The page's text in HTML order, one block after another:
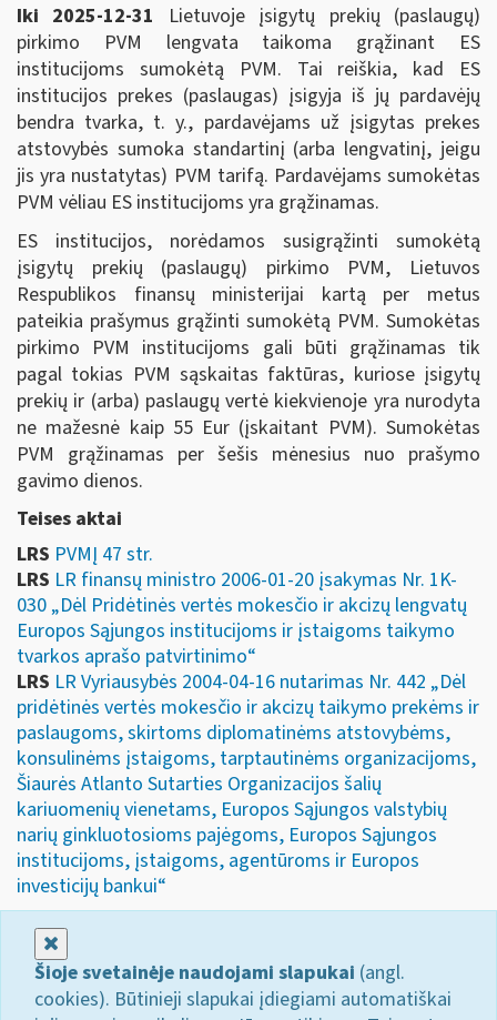
Iki 2025-12-31 Lietuvoje įsigytų prekių (paslaugų)
pirkimo PVM lengvata taikoma grąžinant ES
institucijoms sumokėtą PVM. Tai reiškia, kad ES
institucijos prekes (paslaugas) įsigyja iš jų pardavėjų
bendra tvarka, t. y., pardavėjams už įsigytas prekes
atstovybės sumoka standartinį (arba lengvatinį, jeigu
jis yra nustatytas) PVM tarifą. Pardavėjams sumokėtas
PVM vėliau ES institucijoms yra grąžinamas.
ES institucijos, norėdamos susigrąžinti sumokėtą
įsigytų prekių (paslaugų) pirkimo PVM, Lietuvos
Respublikos finansų ministerijai kartą per metus
pateikia prašymus grąžinti sumokėtą PVM. Sumokėtas
pirkimo PVM institucijoms gali būti grąžinamas tik
pagal tokias PVM sąskaitas faktūras, kuriose įsigytų
prekių ir (arba) paslaugų vertė kiekvienoje yra nurodyta
ne mažesnė kaip 55 Eur (įskaitant PVM). Sumokėtas
PVM grąžinamas per šešis mėnesius nuo prašymo
gavimo dienos.
Teises aktai
LRS PVMĮ 47 str.
LRS LR finansų ministro 2006-01-20 įsakymas Nr. 1K-
030 „Dėl Pridėtinės vertės mokesčio ir akcizų lengvatų
Europos Sąjungos institucijoms ir įstaigoms taikymo
tvarkos aprašo patvirtinimo“
LRS LR Vyriausybės 2004-04-16 nutarimas Nr. 442 „Dėl
pridėtinės vertės mokesčio ir akcizų taikymo prekėms ir
paslaugoms, skirtoms diplomatinėms atstovybėms,
konsulinėms įstaigoms, tarptautinėms organizacijoms,
Šiaurės Atlanto Sutarties Organizacijos šalių
kariuomenių vienetams, Europos Sąjungos valstybių
narių ginkluotosioms pajėgoms, Europos Sąjungos
institucijoms, įstaigoms, agentūroms ir Europos
investicijų bankui“
Šioje svetainėje naudojami slapukai (angl.
cookies). Būtinieji slapukai įdiegiami automatiškai